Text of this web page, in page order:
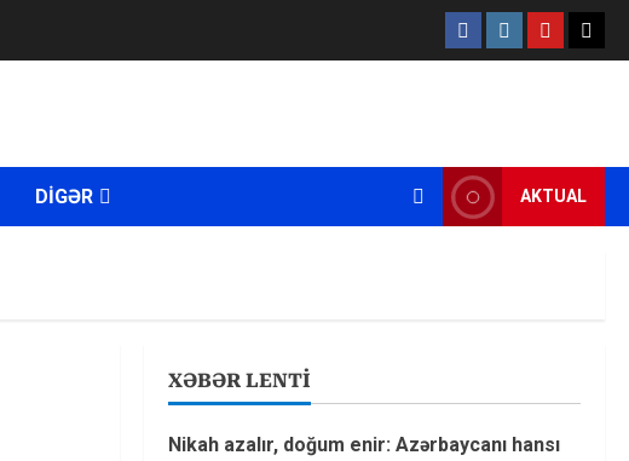
FacebookInstagram
Youtube
X
DİGƏR AKTUAL
XƏBƏR LENTİ
Nikah azalır, doğum enir: Azərbaycanı hansı